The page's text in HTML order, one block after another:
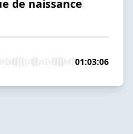
de naissance
01:03:06